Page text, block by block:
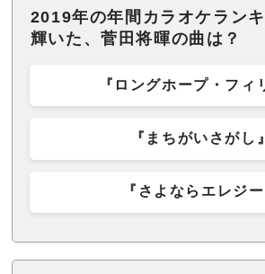
2019年の年間カラオケラン
輝いた、菅田将暉の曲は？
『ロングホープ・フィ
『まちがいさがし』
『さよならエレジー